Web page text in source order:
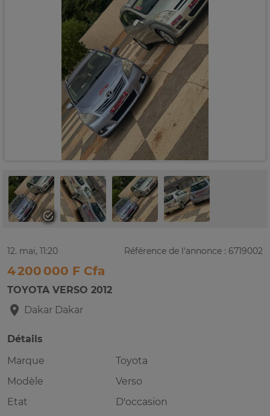
12. mai, 11:20 Référence de l'annonce : 6719002
4 200 000 F Cfa
TOYOTA VERSO 2012
Dakar Dakar
Détails
Marque
Toyota
Modèle
Verso
Etat
D'occasion